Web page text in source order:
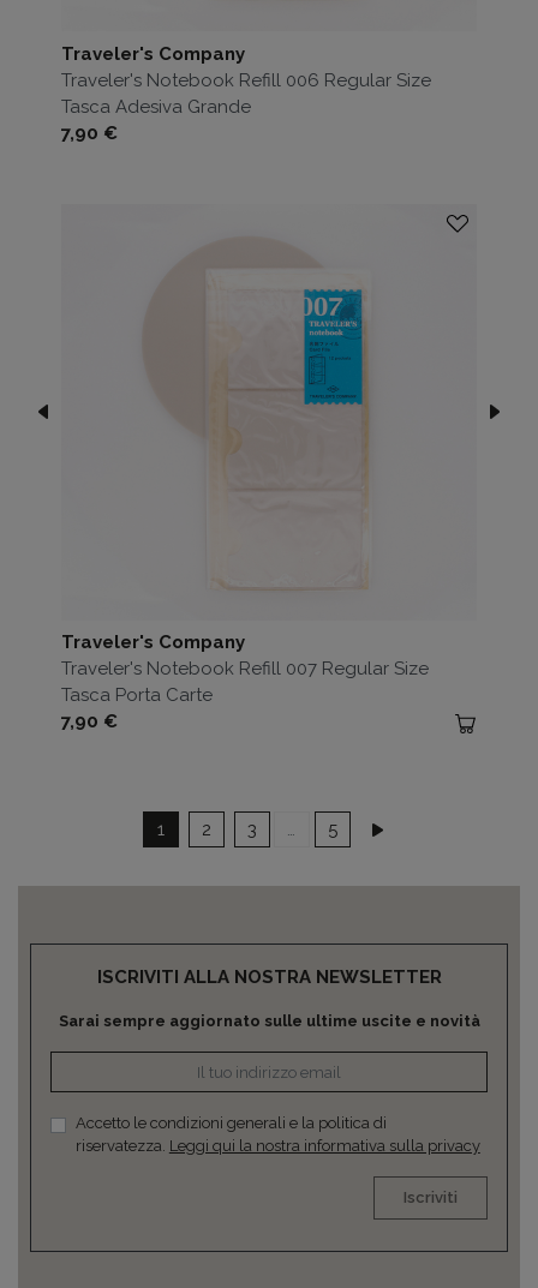
Traveler's Company
Traveler's Notebook Refill 006 Regular Size
Tasca Adesiva Grande
Prezzo
7,90 €
Traveler's Company
Traveler's Notebook Refill 007 Regular Size
Tasca Porta Carte
Prezzo
7,90 €
1 2 3 … 5 Successivo
ISCRIVITI ALLA NOSTRA NEWSLETTER
Sarai sempre aggiornato sulle ultime uscite e novità
Accetto le condizioni generali e la politica di
riservatezza. Leggi qui la nostra informativa sulla privacy
Iscriviti